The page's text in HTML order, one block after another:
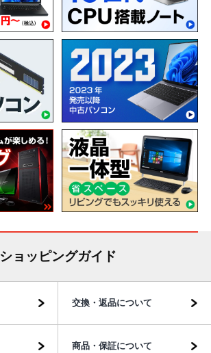
ショッピングガイド
交換・返品について
商品・保証について